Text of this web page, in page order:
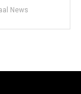
News